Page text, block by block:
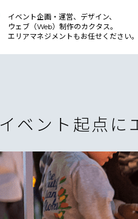
イベント企画・運営、デザイン、
ウェブ（Web）制作のカクタス。
エリアマネジメントもお任せください。
イベント起点に